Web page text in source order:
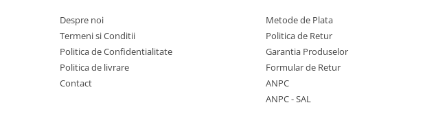
Despre noi
Termeni si Conditii
Politica de Confidentialitate
Politica de livrare
Contact
Metode de Plata
Politica de Retur
Garantia Produselor
Formular de Retur
ANPC
ANPC - SAL